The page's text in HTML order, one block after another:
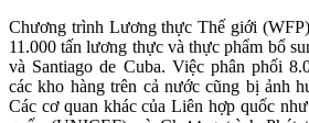
Chương trình Lương thực Thế giới
11.000 tấn lương thực và thực phẩm bổ
và Santiago de Cuba. Việc phân phối
các kho hàng trên cả nước cũng bị ảnh
Các cơ quan khác của Liên hợp quốc